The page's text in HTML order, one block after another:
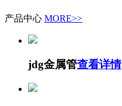
产品中心 MORE>>
jdg金属管查看详情